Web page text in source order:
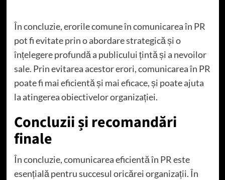
În concluzie, erorile comune în comunicarea în PR
pot fi evitate prin o abordare strategică și o
înțelegere profundă a publicului țintă și a nevoilor
sale. Prin evitarea acestor erori, comunicarea în PR
poate fi mai eficientă și mai eficace, și poate ajuta
la atingerea obiectivelor organizației.
Concluzii și recomandări
finale
În concluzie, comunicarea eficientă în PR este
esențială pentru succesul oricărei organizații. În